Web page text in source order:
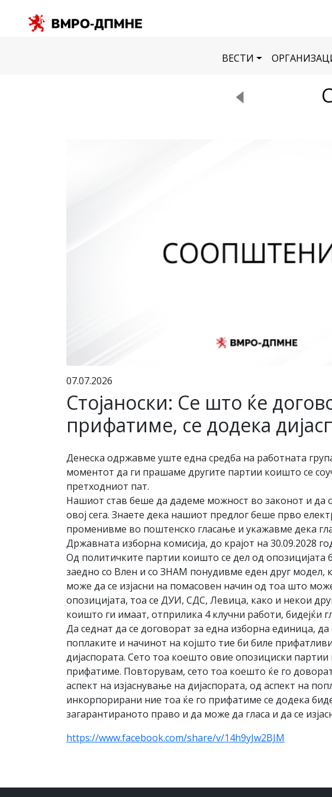
ВЕСТИ
07.07.2026
Стојаноски: Се што ќе
прифатиме, се додека
Денеска одржавме уште една средба на работната
моментот да ги прашаме другите партии коишто се
претходниот пат.
Нашиот став беше да дадеме можност во законот и да
овој сега. Знаете дека нашиот предлог беше прво
променивме во поштенско гласање и укажавме дека
Државната изборна комисија, до крајот на 30.09.2028
Од политичките партии коишто се дел од
заедно со Влен и со ЗНАМ понудивме еден друг модел,
може да се изјасни на помасовен начин од тоа што
опозицијата, тоа се ДУИ, СДС, Левица, како и некои
коишто ги имаат, отприлика 4 клучни работи, бидејќи
Да седнат да се договорат за една изборна единица,
поплаките и начинот на којшто тие би биле
дијаспората. Сето тоа коешто овие опозициски
прифатиме. Повторувам, сето тоа коешто ќе го
аспект на изјаснување на дијаспората, од аспект на
инкорпорирани ние тоа ќе го прифатиме се додека
загарантираното право и да може да гласа и да се
https://www.facebook.com/share/v/14h9yJw2BJM